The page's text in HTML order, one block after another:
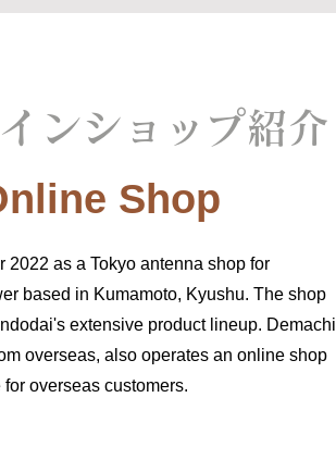
ンショップ紹介
Shop
as a Tokyo antenna shop for
based in Kumamoto, Kyushu. The shop
extensive product lineup. Demachi
overseas, also operates an online shop
overseas customers.